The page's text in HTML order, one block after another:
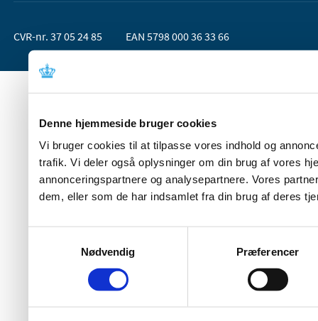
Denne hjemmeside bruger cookies
Vi bruger cookies til at tilpasse vores indhold og
trafik. Vi deler også oplysninger om din brug af vores
annonceringspartnere og analysepartnere. Vores
dem, eller som de har indsamlet fra din brug af deres
Nødvendig
Præferencer
CVR-nr. 37 05 24 85 EAN 5798 000 36 33 66